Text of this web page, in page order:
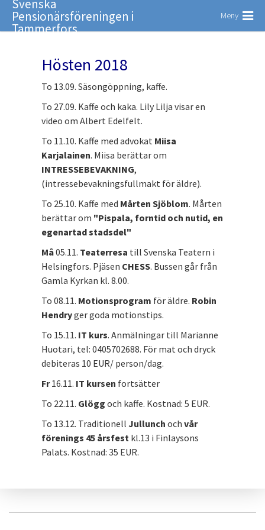
Svenska
Pensionärsföreningen i
Tammerfors
Meny
Hösten 2018
To 13.09. Säsongöppning, kaffe.
To 27.09. Kaffe och kaka. Lily Lilja visar en
video om Albert Edelfelt.
To 11.10. Kaffe med advokat Miisa
Karjalainen. Miisa berättar om
INTRESSEBEVAKNING,
(intressebevakningsfullmakt för äldre).
To 25.10. Kaffe med Mårten Sjöblom. Mårten
berättar om "Pispala, forntid och nutid, en
egenartad stadsdel"
Må05.11. Teaterresa till Svenska Teatern i
Helsingfors. Pjäsen CHESS. Bussen går från
Gamla Kyrkan kl. 8.00.
To 08.11. Motionsprogram för äldre. Robin
Hendryger goda motionstips.
To 15.11. IT kurs. Anmälningar till Marianne
Huotari, tel: 0405702688. För mat och dryck
debiteras 10 EUR/ person/dag.
Fr16.11. IT kursen fortsätter
To 22.11. Glögg och kaffe. Kostnad: 5 EUR.
To 13.12. Traditionell Jullunch och vår
förenings 45 årsfest kl.13 i Finlaysons
Palats. Kostnad: 35 EUR.